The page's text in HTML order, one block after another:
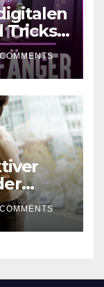
Tricks